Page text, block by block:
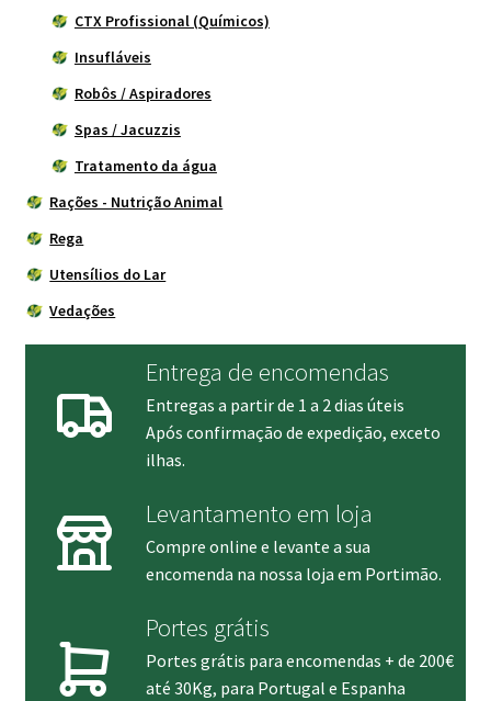
CTX Profissional (Químicos)
Insufláveis
Robôs / Aspiradores
Spas / Jacuzzis
Tratamento da água
Rações - Nutrição Animal
Rega
Utensílios do Lar
Vedações
Entrega de encomendas
Entregas a partir de 1 a 2 dias úteis
Após confirmação de expedição, exceto
ilhas.
Levantamento em loja
Compre online e levante a sua
encomenda na nossa loja em Portimão.
Portes grátis
Portes grátis para encomendas + de 200€
até 30Kg, para Portugal e Espanha